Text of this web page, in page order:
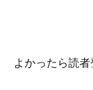
よかったら読者